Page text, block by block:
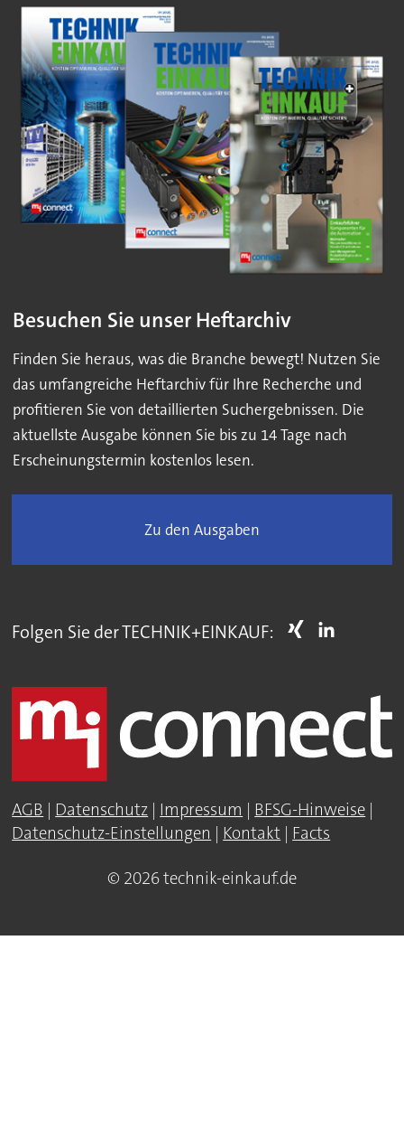
Besuchen Sie unser Heftarchiv
Finden Sie heraus, was die Branche bewegt! Nutzen Sie
das umfangreiche Heftarchiv für Ihre Recherche und
profitieren Sie von detaillierten Suchergebnissen. Die
aktuellste Ausgabe können Sie bis zu 14 Tage nach
Erscheinungstermin kostenlos lesen.
Zu den Ausgaben
Folgen Sie der TECHNIK+EINKAUF:
AGB | Datenschutz | Impressum | BFSG-Hinweise |
Datenschutz-Einstellungen | Kontakt | Facts
© 2026 technik-einkauf.de